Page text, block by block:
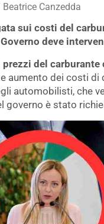
Beatrice Canzedda
sui costi del
deve
del carburante
aumento dei costi di
automobilisti, che
governo è stato